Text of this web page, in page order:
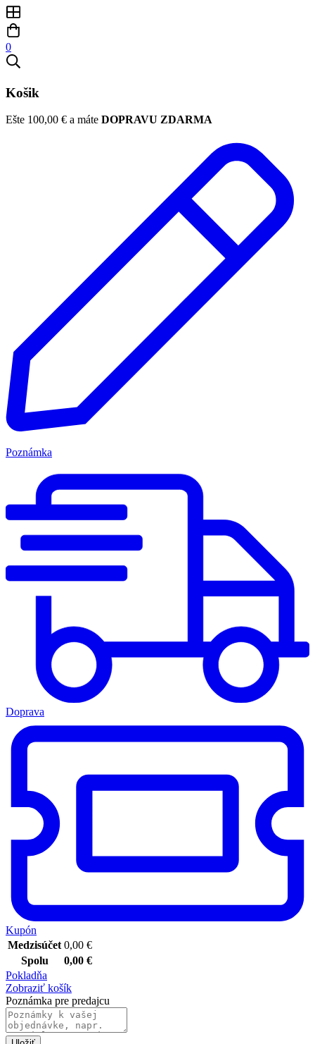
0
Košik
Ešte 100,00 € a máte DOPRAVU ZDARMA
Poznámka
Doprava
Kupón
Medzisúčet 0,00 €
Spolu
0,00 €
Pokladňa
Zobraziť košík
Poznámka pre predajcu